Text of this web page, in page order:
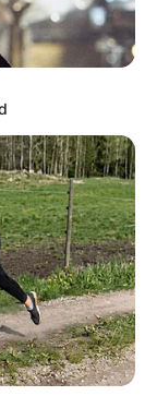
para
de los
proceso es
Bravo será
Game
de creación
Bogotá: